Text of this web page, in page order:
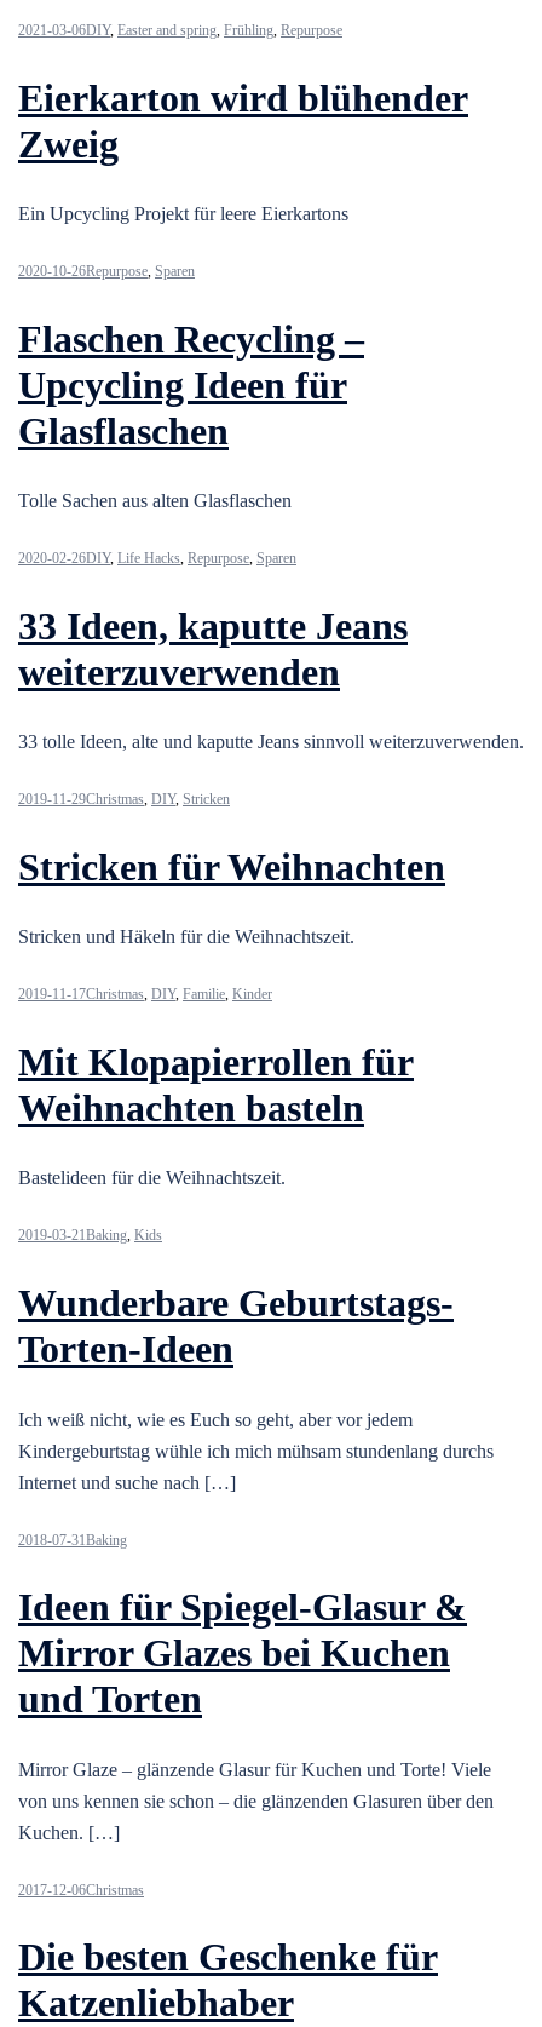
2021-03-06DIY, Easter and spring, Frühling, Repurpose
Eierkarton wird blühender
Zweig
Ein Upcycling Projekt für leere Eierkartons
2020-10-26Repurpose, Sparen
Flaschen Recycling –
Upcycling Ideen für
Glasflaschen
Tolle Sachen aus alten Glasflaschen
2020-02-26DIY, Life Hacks, Repurpose, Sparen
33 Ideen, kaputte Jeans
weiterzuverwenden
33 tolle Ideen, alte und kaputte Jeans sinnvoll weiterzuverwenden.
2019-11-29Christmas, DIY, Stricken
Stricken für Weihnachten
Stricken und Häkeln für die Weihnachtszeit.
2019-11-17Christmas, DIY, Familie, Kinder
Mit Klopapierrollen für
Weihnachten basteln
Bastelideen für die Weihnachtszeit.
2019-03-21Baking, Kids
Wunderbare Geburtstags-
Torten-Ideen
Ich weiß nicht, wie es Euch so geht, aber vor jedem
Kindergeburtstag wühle ich mich mühsam stundenlang durchs
Internet und suche nach […]
2018-07-31Baking
Ideen für Spiegel-Glasur &
Mirror Glazes bei Kuchen
und Torten
Mirror Glaze – glänzende Glasur für Kuchen und Torte! Viele
von uns kennen sie schon – die glänzenden Glasuren über den
Kuchen. […]
2017-12-06Christmas
Die besten Geschenke für
Katzenliebhaber